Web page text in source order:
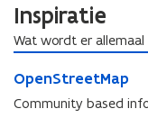
b
o
s
o
u
p
u
b
i
e
n
s
c
h
a
Inspiratie
Wat wordt er
p
e
OpenStreetMap
O
p
Community based